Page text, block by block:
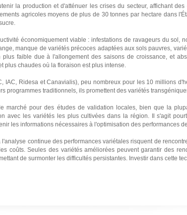
la production et d'atténuer les crises du secteur, affichant des
agricoles moyens de plus de 30 tonnes par hectare dans
économiquement viable : infestations de ravageurs du sol,
manque de variétés précoces adaptées aux sols pauvres,
faible due à l'allongement des saisons de croissance, et
chaudes où la floraison est plus intense.
IAC, Ridesa et Canavialis), peu nombreux pour les 10 millions
programmes traditionnels, ils promettent des variétés
marché pour des études de validation locales, bien que la
avec les variétés les plus cultivées dans la région. Il s'agit
les informations nécessaires à l'optimisation des performances
continue des performances variétales risquent de
coûts. Seules des variétés améliorées peuvent garantir des
de surmonter les difficultés persistantes. Investir dans cette